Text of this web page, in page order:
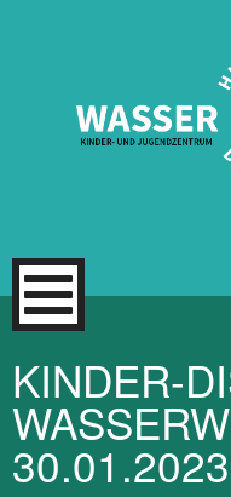
KINDER-
30.01.2023